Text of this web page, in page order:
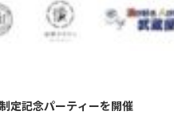
定記念パーティーを開催